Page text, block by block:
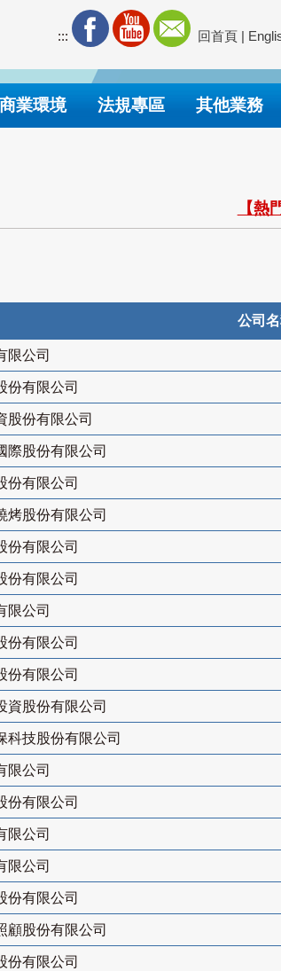
::: 回首頁 |
商業環境 法規專區 其他業務
【熱
公司
限公司
份有限公司
股份有限公司
際股份有限公司
份有限公司
烤股份有限公司
份有限公司
份有限公司
限公司
份有限公司
份有限公司
資股份有限公司
科技股份有限公司
限公司
份有限公司
限公司
限公司
份有限公司
顧股份有限公司
份有限公司